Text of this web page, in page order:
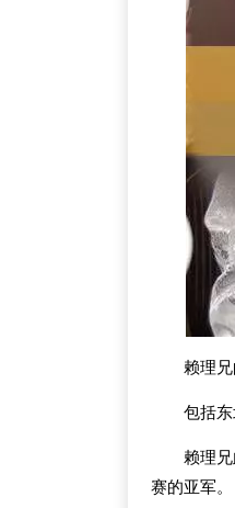
赖理
包括
赖理
赛的亚军。